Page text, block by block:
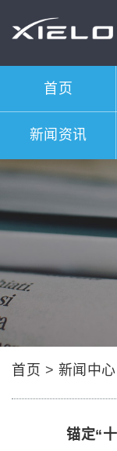
首页
新闻资讯
首页 > 新闻中心
锚定“